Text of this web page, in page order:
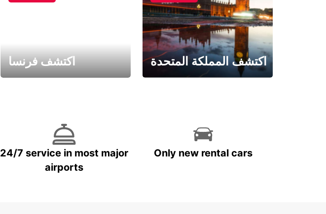
اكتشف فرنسا اكتشف المملكة المتحدة
24/7 service in most major
airports
Only new rental cars